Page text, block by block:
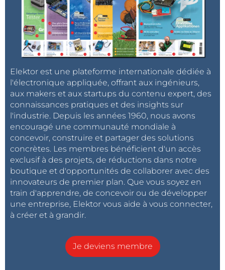
Elektor est une plateforme internationale dédiée à
l'électronique appliquée, offrant aux ingénieurs,
aux makers et aux startups du contenu expert, des
connaissances pratiques et des insights sur
l'industrie. Depuis les années 1960, nous avons
encouragé une communauté mondiale à
concevoir, construire et partager des solutions
concrètes. Les membres bénéficient d'un accès
exclusif à des projets, de réductions dans notre
boutique et d'opportunités de collaborer avec des
innovateurs de premier plan. Que vous soyez en
train d'apprendre, de concevoir ou de développer
une entreprise, Elektor vous aide à vous connecter,
à créer et à grandir.
Je deviens membre